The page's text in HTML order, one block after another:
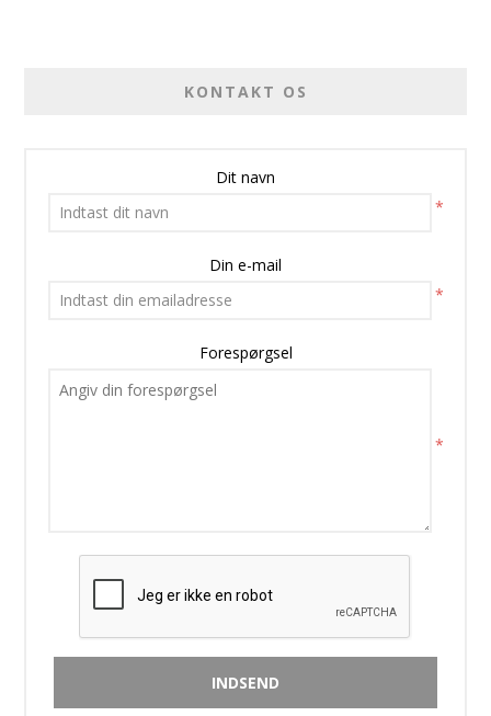
KONTAKT OS
Dit navn
*
Din e-mail
*
Forespørgsel
*